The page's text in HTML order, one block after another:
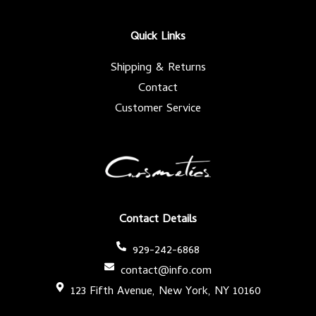
Contact Details
929-242-6868
contact@info.com
123 Fifth Avenue, New York, NY 10160
Quick Links
Shipping & Returns
Contact
Customer Service